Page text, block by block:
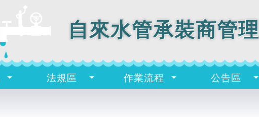
自來水管承裝商管
法規區 作業流程 公告區